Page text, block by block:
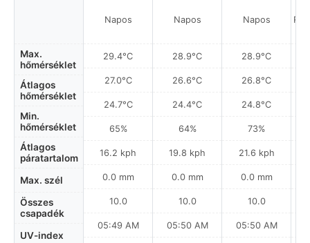
Max.
hőmérséklet
Átlagos
hőmérséklet
Min.
hőmérséklet
Átlagos
páratartalom
Max. szél
Összes
csapadék
UV-index
Napos
29.4°C
27.0°C
24.7°C
65%
16.2 kph
0.0 mm
10.0
05:49 AM
Napos
28.9°C
26.6°C
24.4°C
64%
19.8 kph
0.0 mm
10.0
05:50 AM
Napos
28.9°C
26.8°C
24.8°C
73%
21.6 kph
0.0 mm
10.0
05:50 AM